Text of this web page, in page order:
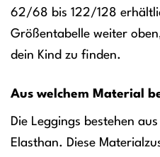
62/68 bis 122/128
Größentabelle weiter
dein Kind zu finden.
Aus welchem Material
Die Leggings bestehen
Elasthan. Diese